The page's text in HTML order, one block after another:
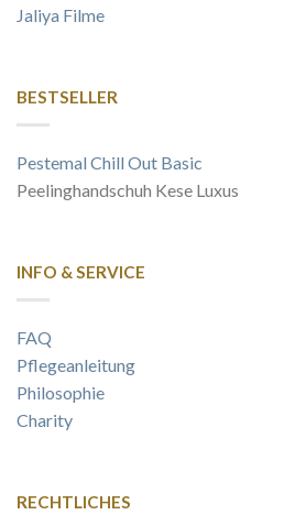
Jaliya Filme
BESTSELLER
Pestemal Chill Out Basic
Peelinghandschuh Kese Luxus
INFO & SERVICE
FAQ
Pflegeanleitung
Philosophie
Charity
RECHTLICHES